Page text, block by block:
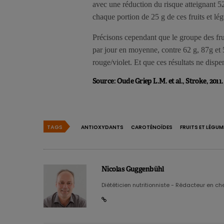
avec une réduction du risque atteignant
chaque portion de 25 g de ces fruits et
Précisons cependant que le groupe des
par jour en moyenne, contre 62 g, 87g et
rouge/violet. Et que ces résultats ne
Source: Oude Griep L.M. et al., Stroke, 2011.
TAGS ANTIOXYDANTS CAROTÉNOÏDES FRUITS ET
Nicolas Guggenbühl
Diététicien nutritionniste - Rédacteur en